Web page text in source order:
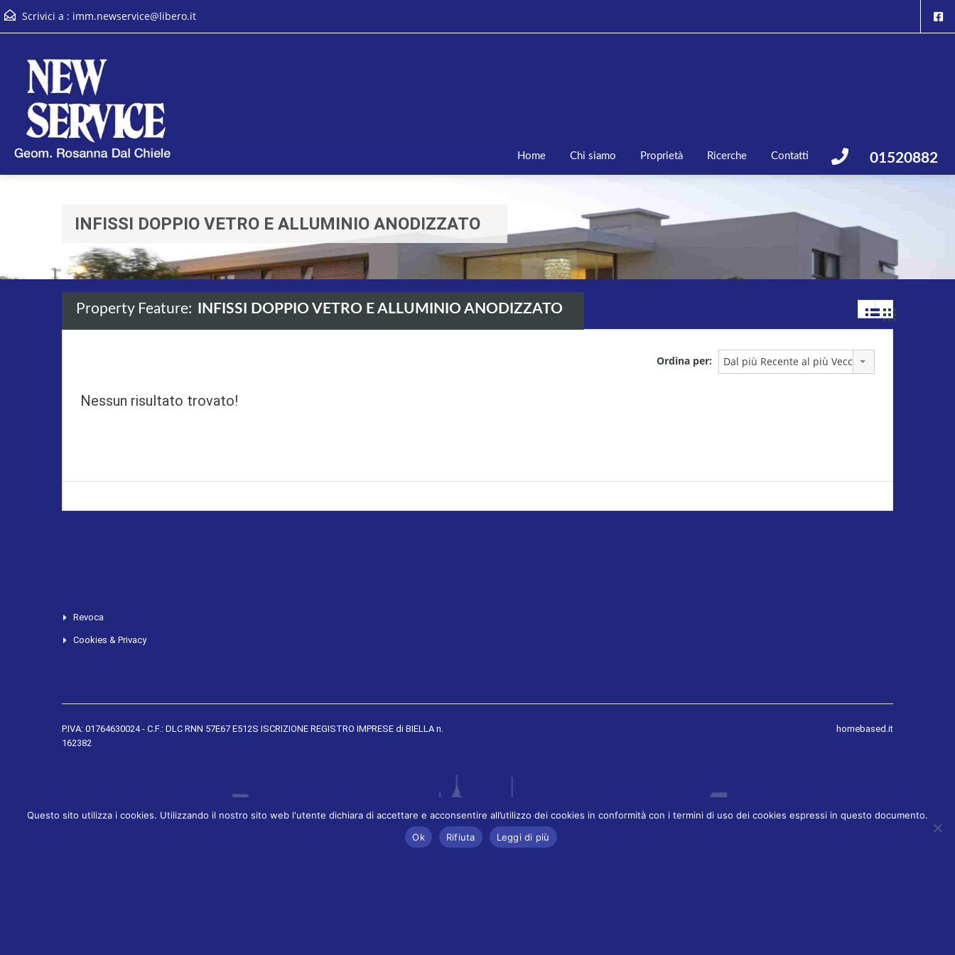
Scrivici a : imm.newservice@libero.it
01520882
Home Chi siamo Proprietà Ricerche Contatti
INFISSI DOPPIO VETRO E ALLUMINIO ANODIZZATO
Property Feature: INFISSI DOPPIO VETRO E ALLUMINIO ANODIZZATO
Ordina per: Dal più Recente al più Vecchio
Nessun risultato trovato!
Revoca
Cookies & Privacy
P.IVA: 01764630024 - C.F.: DLC RNN 57E67 E512S ISCRIZIONE REGISTRO IMPRESE di BIELLA n.
162382
homebased.it
Questo sito utilizza i cookies. Utilizzando il nostro sito web l'utente dichiara di accettare e acconsentire all’utilizzo dei cookies in conformità con i termini di uso dei cookies espressi in questo documento.
Ok
Rifiuta Leggi di più